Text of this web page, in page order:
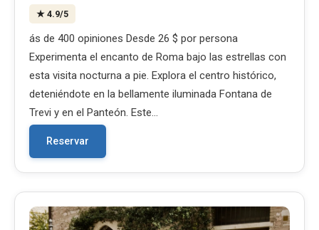
★ 4.9/5
ás de 400 opiniones Desde 26 $ por persona
Experimenta el encanto de Roma bajo las estrellas con
esta visita nocturna a pie. Explora el centro histórico,
deteniéndote en la bellamente iluminada Fontana de
Trevi y en el Panteón. Este…
Reservar